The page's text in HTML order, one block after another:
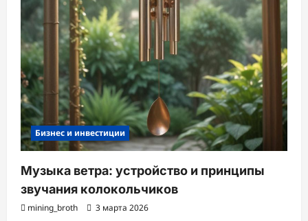
Бизнес и инвестиции
Музыка ветра: устройство и принципы
звучания колокольчиков
mining_broth 3 марта 2026